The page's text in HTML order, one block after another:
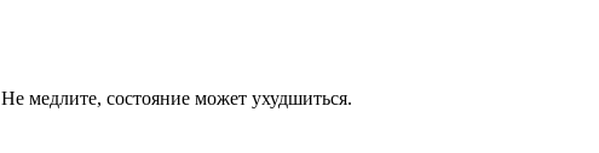
Не медлите, состояние может ухудшиться.